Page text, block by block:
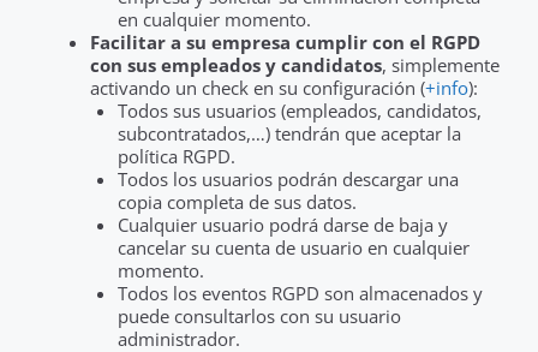
en cualquier momento.
Facilitar a su empresa cumplir con el RGPD
con sus empleados y candidatos, simplemente
activando un check en su configuración (+info):
Todos sus usuarios (empleados, candidatos,
subcontratados,…) tendrán que aceptar la
política RGPD.
Todos los usuarios podrán descargar una
copia completa de sus datos.
Cualquier usuario podrá darse de baja y
cancelar su cuenta de usuario en cualquier
momento.
Todos los eventos RGPD son almacenados y
puede consultarlos con su usuario
administrador.